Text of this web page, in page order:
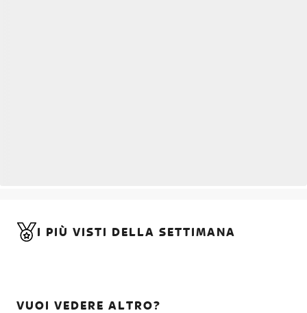
I PIÙ VISTI DELLA SETTIMANA
VUOI VEDERE ALTRO?